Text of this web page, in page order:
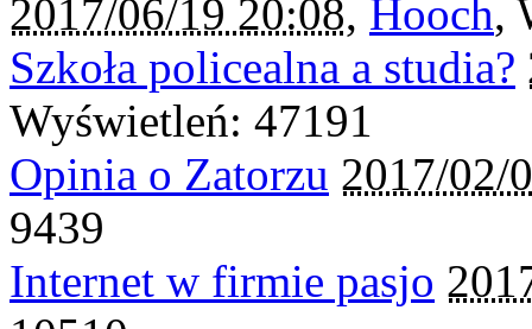
2017/06/19 20:08, Hooch,
Szkoła policealna a studia?
Wyświetleń: 47191
Opinia o Zatorzu 2017/02/
9439
Internet w firmie pasjo